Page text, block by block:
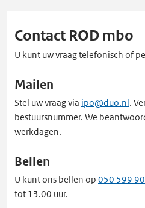
Contact ROD mbo
U kunt uw vraag telefonisch of
Mailen
Stel uw vraag via ipo@duo.nl.
bestuursnummer. We
werkdagen.
Bellen
U kunt ons bellen op 050 599
tot 13.00 uur.